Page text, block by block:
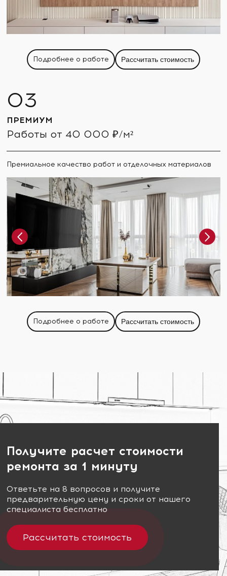
Подробнее о работе Рассчитать стоимость
ПРЕМИУМ
Работы от 40 000 ₽/м²
Премиальное качество работ и отделочных материалов
Подробнее о работе Рассчитать стоимость
Получите расчет стоимости
ремонта за 1 минуту
Ответьте на 8 вопросов и получите
предварительную цену и сроки от нашего
специалиста бесплатно
Рассчитать стоимость